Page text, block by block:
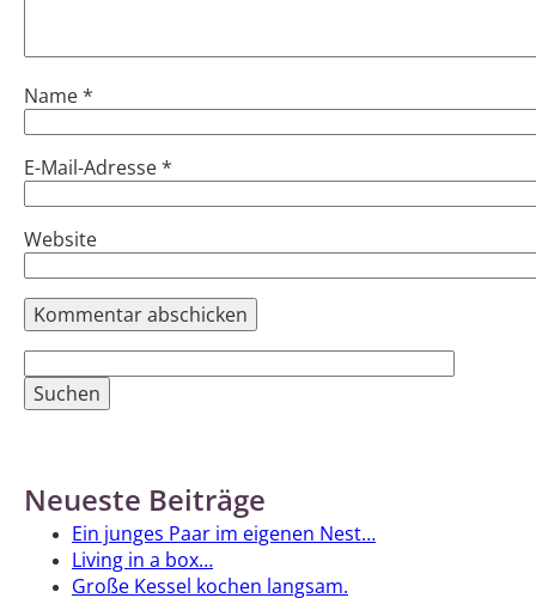
Name *
E-Mail-Adresse *
Website
nach:
Neueste Beiträge
Ein junges Paar im eigenen Nest…
Living in a box…
Große Kessel kochen langsam.